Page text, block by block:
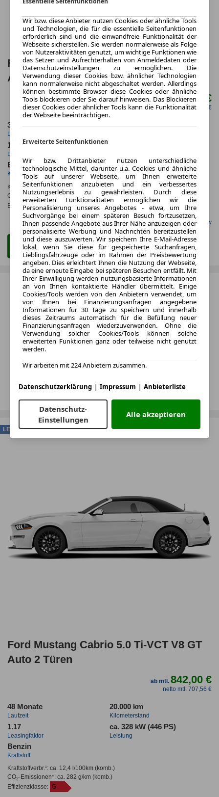
Ford Mustang Cabrio 5.0 Ti-VCT V8 GT
Auto 2 Türen
ab mtl.811,76 €
netto mtl. 681,51 €
36 Monate
Laufzeit
20.000 km
1.13
Leasingfaktor
Benzin
Kraftstoff
Kraftstoffverbr.¹: ca. 12,4 l/100km(komb.)
CO
-Emissionen*: ca. 282 g/km (komb.)
Effizienzklasse: G
Gefunden auf Carwow
Zum Leasing Angebot
Ford Mustang Cabrio 5.0 Ti-VCT V8 GT
Auto 2 Türen
ab mtl.842,00 €
netto mtl. 707,56 €
48 Monate
Laufzeit
20.000 km
Kilometerstand
1.17
Leasingfaktor
ca. 328 kW (446 PS)
Leistung
Benzin
Kraftstoff
Kraftstoffverbr.¹: ca. 12,4 l/100km(komb.)
CO2-Emissionen*: ca. 282 g/km(komb.)
Effizienzklasse: G
LEASING
Wir bzw. diese Anbieter nutzen Cookies oder ähnliche Tools
und Technologien, die für die essentielle Seitenfunktionen
erforderlich sind und die einwandfreie Funktionalität der
Webseite sicherstellen. Sie werden normalerweise als Folge
von Nutzeraktivitäten genutzt, um wichtige Funktionen wie
das Setzen und Aufrechterhalten von Anmeldedaten oder
Datenschutzeinstellungen zu ermöglichen. Die
Verwendung dieser Cookies bzw. ähnlicher Technologien
kann normalerweise nicht abgeschaltet werden. Allerdings
können bestimmte Browser diese Cookies oder ähnliche
Tools blockieren oder Sie darauf hinweisen. Das Blockieren
dieser Cookies oder ähnlicher Tools kann die Funktionalität
der Webseite beeinträchtigen.
Erweiterte Seitenfunktionen
Wir bzw. Drittanbieter nutzen unterschiedliche
technologische Mittel, darunter u.a. Cookies und ähnliche
Tools auf unserer Webseite, um Ihnen erweiterte
Seitenfunktionen anzubieten und ein verbessertes
Nutzungserlebnis zu gewährleisten. Durch diese
erweiterten Funktionalitäten ermöglichen wir die
Personalisierung unseres Angebotes - etwa, um Ihre
Suchvorgänge bei einem späteren Besuch fortzusetzen,
Ihnen passende Angebote aus Ihrer Nähe anzuzeigen oder
personalisierte Werbung und Nachrichten bereitzustellen
und diese auszuwerten. Wir speichern Ihre E-Mail-Adresse
lokal, wenn Sie diese für gespeicherte Suchanfragen,
Lieblingsfahrzeuge oder im Rahmen der Preisbewertung
angeben. Dies erleichtert Ihnen die Nutzung der Webseite,
da eine erneute Eingabe bei späteren Besuchen entfällt. Mit
Ihrer Einwilligung werden nutzungsbasierte Informationen
an von Ihnen kontaktierte Händler übermittelt. Einige
Cookies/Tools werden von den Anbietern verwendet, um
von Ihnen bei Finanzierungsanfragen angegebene
Informationen für 30 Tage zu speichern und innerhalb
dieses Zeitraums automatisch für die Befüllung neuer
Finanzierungsanfragen wiederzuverwenden. Ohne die
Verwendung solcher Cookies/Tools können solche
erweiterten Funktionen ganz oder teilweise nicht genutzt
werden.
Wir arbeiten mit 224 Anbietern zusammen.
Datenschutzerklärung | Impressum | Anbieterliste
Datenschutz-
Einstellungen
Alle akzeptieren